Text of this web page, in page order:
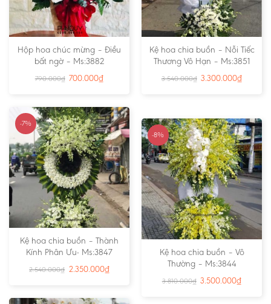
Hộp hoa chúc mừng – Điều
bất ngờ – Ms:3882
790.000₫ 700.000₫
Kệ hoa chia buồn – Nỗi Tiếc
Thương Vô Hạn – Ms:3851
3.540.000₫ 3.300.000₫
-7%
Kệ hoa chia buồn – Thành
Kính Phân Ưu- Ms:3847
2.540.000₫ 2.350.000₫
-8%
Kệ hoa chia buồn – Vô
Thường – Ms:3844
3.810.000₫ 3.500.000₫